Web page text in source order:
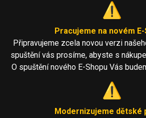
⚠️
Pracujeme na novém E-
Připravujeme zcela novou verzi
spuštění vás prosíme, abyste s
O spuštění nového E-Shopu Vás
⚠️
Modernizujeme dětské